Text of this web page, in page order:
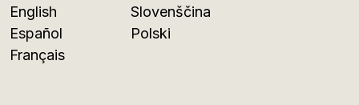
English
Español
Français
Slovenščina
Polski